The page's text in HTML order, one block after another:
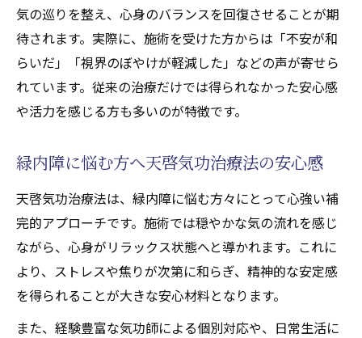
天啓気功治療法で体感する天啓気功治療や
療法で活性化するクンダリニー変化
天啓気功治療や療法で活性化するチャクラ調整
で緑内障ケアを深める新アプローチ
天啓気功治療法で天啓気功治療や療法で活
天啓気功治療や療法で活性化するチャクラ
調整が緑内障ケアに与える新しい視点
天啓気功治療法による天啓気功治療や療法
で活性化するチャクラ覚醒の体験談
天啓気功治療や療法で活性化するチャクラ
のバランスと緑内障ストレス軽減法
天啓気功治療法で実現する天啓気功治療や
気の巡りを整え、心身のバランスを回復させることが期
待されます。実際に、施術を受けた方からは「不安が和
らいだ」「視界のぼやけが軽減した」などの声が寄せら
れています。従来の治療だけでは得られなかった安心感
や活力を感じる方も多いのが特徴です。
緑内障に悩む方へ天啓気功治療法の安心感
天啓気功治療法は、緑内障に悩む方々にとって心強い補
完的アプローチです。施術では穏やかな気の流れを感じ
ながら、心身がリラックス状態へと導かれます。これに
より、ストレスや焦りが次第に和らぎ、精神的な安定感
を得られることが大きな安心材料となります。
また、経験豊富な気功師による個別対応や、日常生活に